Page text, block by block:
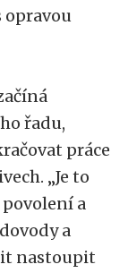
opravou
řadu,
práce
„Je to
a
a
nastoupit